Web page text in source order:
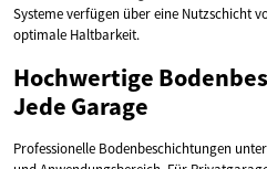
Systeme verfügen über eine Nutzschicht
optimale Haltbarkeit.
Hochwertige
Jede Garage
Professionelle Bodenbeschichtungen